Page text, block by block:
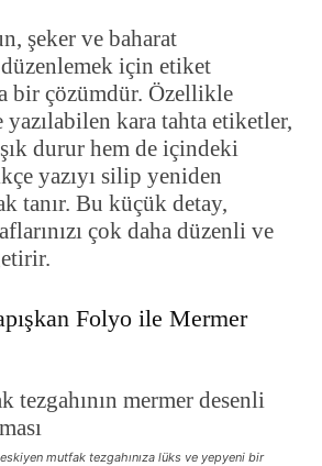
şeker ve baharat
düzenlemek için etiket
bir çözümdür. Özellikle
kara tahta etiketler,
durur hem de içindeki
yazıyı silip yeniden
tanır. Bu küçük detay,
çok daha düzenli ve
Folyo ile Mermer
mutfak tezgahınıza lüks ve yepyeni bir